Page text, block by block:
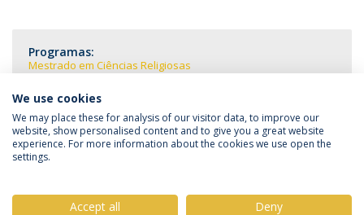
Programas:
Mestrado em Ciências Religiosas
Política de Privacidade
Termos & Condições
We use cookies
We may place these for analysis of our visitor data, to improve our
website, show personalised content and to give you a great website
experience. For more information about the cookies we use open the
settings.
Accept all Deny